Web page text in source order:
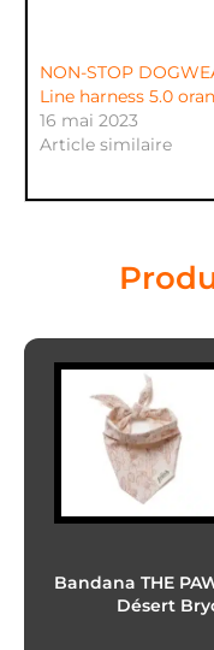
NON-STOP
Line harness 5.0
16 mai 2023
Article similaire
Bandana THE
Désert